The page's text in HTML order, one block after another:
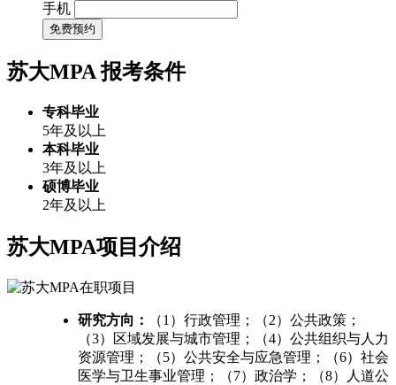
手机
免费预约
苏大MPA报考条件
专科毕业
5年及以上
本科毕业
3年及以上
硕博毕业
2年及以上
苏大MPA项目介绍
研究方向：
（1）行政管理；（2）公共政策；
（3）区域发展与城市管理；（4）公共组织与人力
资源管理；（5）公共安全与应急管理；（6）社会
医学与卫生事业管理；（7）政治学；（8）人道公